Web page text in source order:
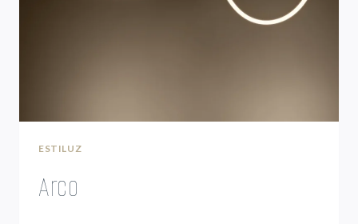
ESTILUZ
Arco